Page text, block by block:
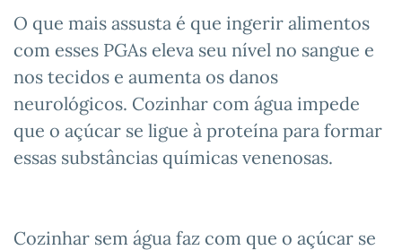
O que mais assusta é que ingerir alimentos
com esses PGAs eleva seu nível no sangue e
nos tecidos e aumenta os danos
neurológicos. Cozinhar com água impede
que o açúcar se ligue à proteína para formar
essas substâncias químicas venenosas.
Cozinhar sem água faz com que o açúcar se